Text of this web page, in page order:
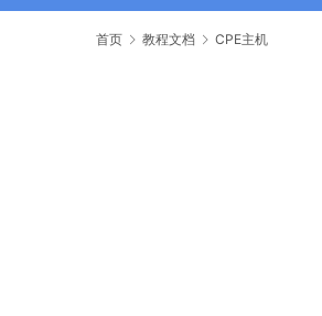
首页 教程文档 CPE主机